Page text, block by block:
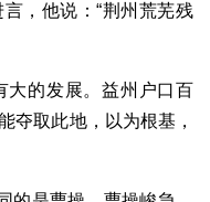
，他说：“荆州荒芜残
大的发展。益州户口百
夺取此地，以为根基，